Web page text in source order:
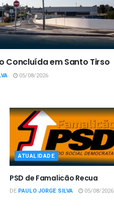
Concluída em Santo Tirso
05/08/2026
ATUALIDADE
PSD de Famalicão Recua
DE PAULO JORGE SILVA 05/08/2026